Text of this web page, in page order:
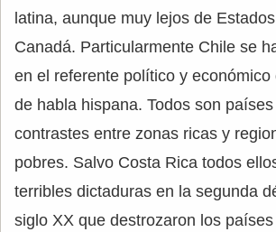
latina, aunque muy lejos de
Canadá. Particularmente Chile se
en el referente político y económico
de habla hispana. Todos son
contrastes entre zonas ricas y
pobres. Salvo Costa Rica todos
terribles dictaduras en la segunda
siglo XX que destrozaron los